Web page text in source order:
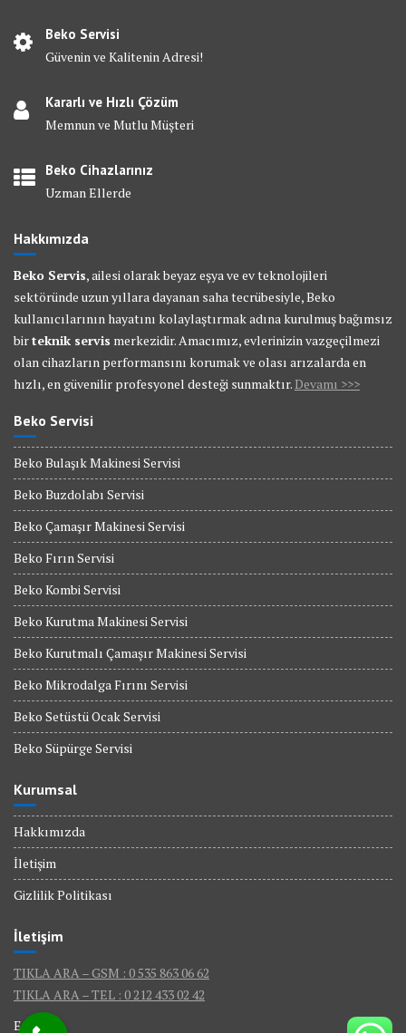
Beko Servisi
Güvenin ve Kalitenin Adresi!
Kararlı ve Hızlı Çözüm
Memnun ve Mutlu Müşteri
Beko Cihazlarınız
Uzman Ellerde
Hakkımızda
Beko Servis, ailesi olarak beyaz eşya ve ev teknolojileri
sektöründe uzun yıllara dayanan saha tecrübesiyle, Beko
kullanıcılarının hayatını kolaylaştırmak adına kurulmuş bağımsız
birteknik servis merkezidir. Amacımız, evlerinizin vazgeçilmezi
olan cihazların performansını korumak ve olası arızalarda en
hızlı, en güvenilir profesyonel desteği sunmaktır. Devamı >>>
Beko Servisi
Beko Bulaşık Makinesi Servisi
Beko Buzdolabı Servisi
Beko Çamaşır Makinesi Servisi
Beko Fırın Servisi
Beko Kombi Servisi
Beko Kurutma Makinesi Servisi
Beko Kurutmalı Çamaşır Makinesi Servisi
Beko Mikrodalga Fırını Servisi
Beko Setüstü Ocak Servisi
Beko Süpürge Servisi
Kurumsal
Hakkımızda
İletişim
Gizlilik Politikası
İletişim
TIKLA ARA – GSM : 0 535 863 06 62
TIKLA ARA – TEL : 0 212 433 02 42
E-Mail :